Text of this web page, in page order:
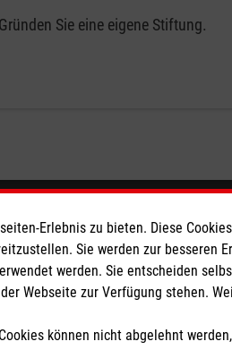
Gründen Sie eine eigene Stiftung.
Malteser
in Deutschland
Erlebnis zu bieten. Diese
Sie werden zur besseren
werden. Sie entscheiden
Webseite zur Verfügung stehen.
können nicht abgelehnt